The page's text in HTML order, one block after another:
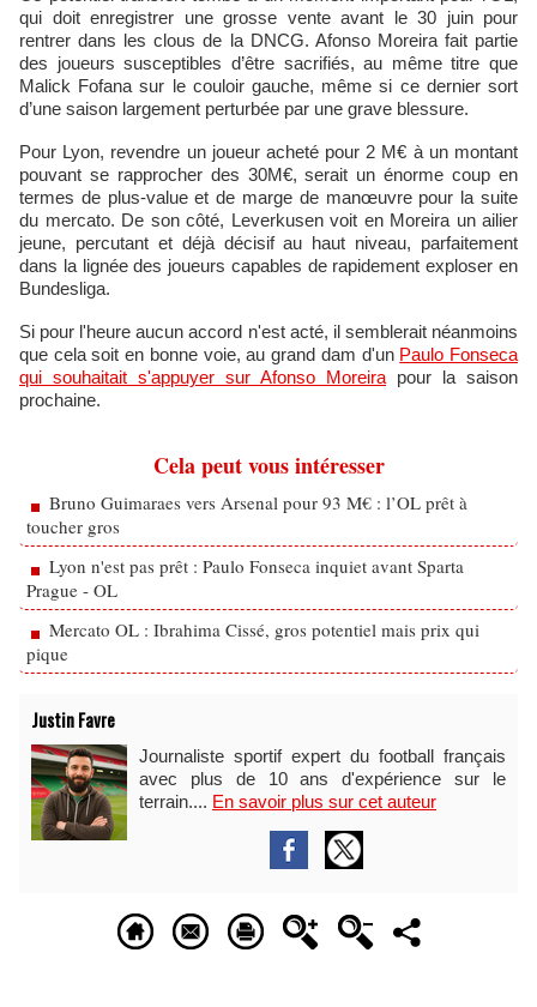
qui doit enregistrer une grosse vente avant le 30 juin pour
rentrer dans les clous de la DNCG. Afonso Moreira fait partie
des joueurs susceptibles d’être sacrifiés, au même titre que
Malick Fofana sur le couloir gauche, même si ce dernier sort
d’une saison largement perturbée par une grave blessure.
Pour Lyon, revendre un joueur acheté pour 2 M€ à un montant
pouvant se rapprocher des 30M€, serait un énorme coup en
termes de plus-value et de marge de manœuvre pour la suite
du mercato. De son côté, Leverkusen voit en Moreira un ailier
jeune, percutant et déjà décisif au haut niveau, parfaitement
dans la lignée des joueurs capables de rapidement exploser en
Bundesliga.
Si pour l'heure aucun accord n'est acté, il semblerait néanmoins
que cela soit en bonne voie, au grand dam d'un Paulo Fonseca
qui souhaitait s'appuyer sur Afonso Moreira pour la saison
prochaine.
Cela peut vous intéresser
Bruno Guimaraes vers Arsenal pour 93 M€ : l’OL prêt à
toucher gros
Lyon n'est pas prêt : Paulo Fonseca inquiet avant Sparta
Prague - OL
Mercato OL : Ibrahima Cissé, gros potentiel mais prix qui
pique
Justin Favre
Journaliste sportif expert du football français
avec plus de 10 ans d'expérience sur le
terrain.... En savoir plus sur cet auteur